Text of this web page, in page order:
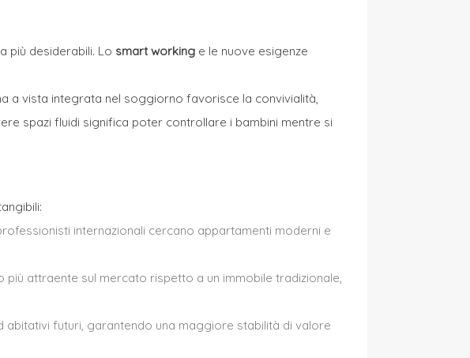
più desiderabili. Lo smart working e le nuove esigenze
a vista integrata nel soggiorno favorisce la convivialità,
spazi fluidi significa poter controllare i bambini mentre si
internazionali cercano appartamenti moderni e
più attraente sul mercato rispetto a un immobile tradizionale,
futuri, garantendo una maggiore stabilità di valore